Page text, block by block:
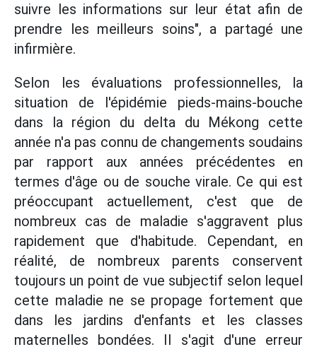
suivre les informations sur leur état afin de
prendre les meilleurs soins", a partagé une
infirmière.
Selon les évaluations professionnelles, la
situation de l'épidémie pieds-mains-bouche
dans la région du delta du Mékong cette
année n'a pas connu de changements soudains
par rapport aux années précédentes en
termes d'âge ou de souche virale. Ce qui est
préoccupant actuellement, c'est que de
nombreux cas de maladie s'aggravent plus
rapidement que d'habitude. Cependant, en
réalité, de nombreux parents conservent
toujours un point de vue subjectif selon lequel
cette maladie ne se propage fortement que
dans les jardins d'enfants et les classes
maternelles bondées. Il s'agit d'une erreur